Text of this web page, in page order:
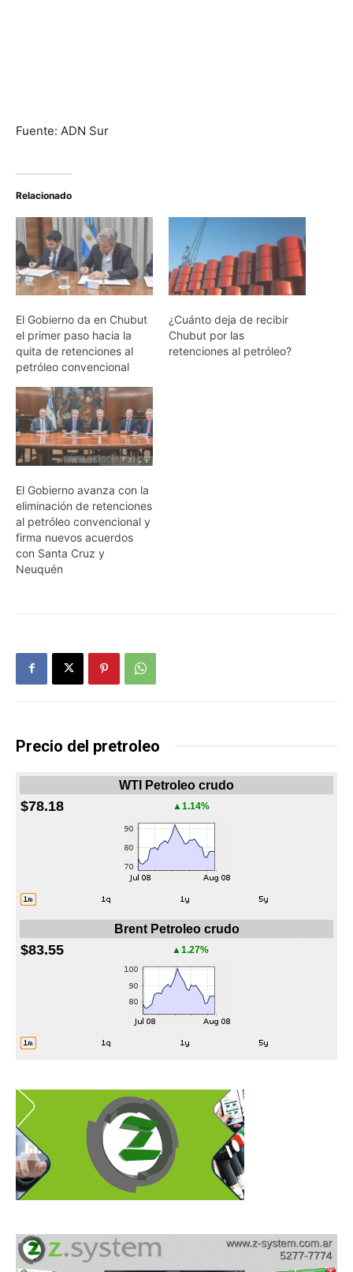
Fuente: ADN Sur
Relacionado
El Gobierno da en Chubut
el primer paso hacia la
quita de retenciones al
petróleo convencional
¿Cuánto deja de recibir
Chubut por las
retenciones al petróleo?
El Gobierno avanza con la
eliminación de retenciones
al petróleo convencional y
firma nuevos acuerdos
con Santa Cruz y
Neuquén
Precio del pretroleo
WTI Petroleo crudo
$78.18 ▲1.14%
Brent Petroleo crudo
$83.55 ▲1.27%